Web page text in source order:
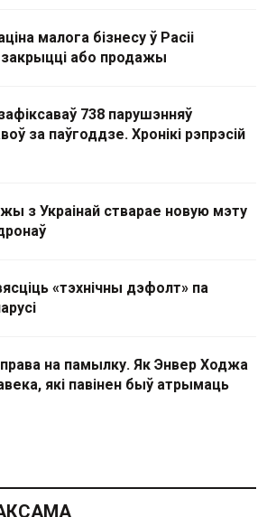
малога бізнесу ў Расіі
або продажы
738 парушэнняў
за паўгоддзе. Хронікі рэпрэсій
з Украінай стварае новую мэту
«тэхнічны дэфолт» па
на памылку. Як Энвер Ходжа
які павінен быў атрымаць